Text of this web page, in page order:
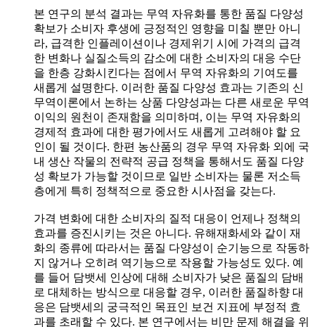
본 연구의 분석 결과는 무역 자유화를 통한 품질 다양성
확보가 소비자 후생에 긍정적인 영향을 미칠 뿐만 아니
라, 급격한 인플레이션이나 경제위기 시에 가격의 급격
한 변화나 실질소득의 감소에 대한 소비자의 대응 수단
을 한층 강화시킨다는 점에서 무역 자유화의 기여도를
새롭게 설명한다. 이러한 품질 다양성 효과는 기존의 신
무역이론에서 논하는 상품 다양성과는 다른 새로운 무역
이익의 원천이 존재함을 의미하며, 이는 무역 자유화의
경제적 효과에 대한 평가에서도 새롭게 고려해야 할 요
인이 될 것이다. 한편 농산품의 경우 무역 자유화 외에 국
내 생산 작물의 전략적 공급 정책을 통해서도 품질 다양
성 확보가 가능할 것이므로 일반 소비자는 물론 저소득
층에게 특히 정책적으로 중요한 시사점을 갖는다.
가격 변화에 대한 소비자의 질적 대응이 언제나 정책의
효과를 증진시키는 것은 아니다. 유해재화세와 같이 재
화의 종류에 따라서는 품질 다양성이 순기능으로 작동하
지 않거나 오히려 역기능으로 작용할 가능성도 있다. 예
를 들어 담뱃세 인상에 대해 소비자가 낮은 품질의 담배
로 대체하는 방식으로 대응할 경우, 이러한 품질하향 대
응은 담뱃세의 궁극적인 목표인 보건 지표에 부정적 효
과를 초래할 수 있다. 본 연구에서는 비만 문제 해결을 위